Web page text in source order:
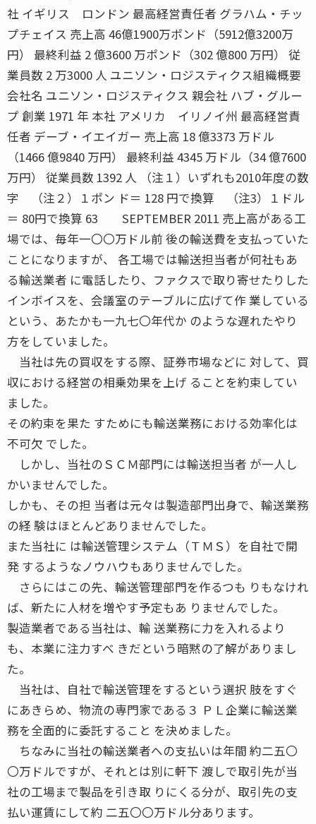
社 イギリス ロンドン 最高経営責任者 グラハム・チッ
プチェイス 売上高 46億1900万ポンド（5912億3200万
円） 最終利益 2 億3600 万ポンド（302 億800 万円） 従
業員数 2 万3000 人 ユニソン・ロジスティクス組織概要
会社名 ユニソン・ロジスティクス 親会社 ハブ・グルー
プ 創業 1971 年 本社 アメリカ イリノイ州 最高経営責
任者 デーブ・イエイガー 売上高 18 億3373 万ドル
（1466 億9840 万円） 最終利益 4345 万ドル（34 億7600
万円） 従業員数 1392 人 （注１）いずれも2010年度の数
字 （注２）１ポン ド＝ 128 円で換算 （注3）１ドル
＝ 80円で換算 63 SEPTEMBER 2011 売上高がある工
場では、毎年一〇〇万ドル前 後の輸送費を支払っていた
ことになりますが、 各工場では輸送担当者が何社もあ
る輸送業者 に電話したり、ファクスで取り寄せたりした
インボイスを、会議室のテーブルに広げて作 業している
という、あたかも一九七〇年代か のような遅れたやり
方をしていました。
当社は先の買収をする際、証券市場などに 対して、買
収における経営の相乗効果を上げ ることを約束してい
ました。
その約束を果た すためにも輸送業務における効率化は
不可欠 でした。
しかし、当社のＳＣＭ部門には輸送担当者 が一人し
かいませんでした。
しかも、その担 当者は元々は製造部門出身で、輸送業務
の経 験はほとんどありませんでした。
また当社に は輸送管理システム（ＴＭＳ）を自社で開
発 するようなノウハウもありませんでした。
さらにはこの先、輸送管理部門を作るつも りもなけれ
ば、新たに人材を増やす予定もあ りませんでした。
製造業者である当社は、輸 送業務に力を入れるより
も、本業に注力すべ きだという暗黙の了解がありまし
た。
当社は、自社で輸送管理をするという選択 肢をすぐ
にあきらめ、物流の専門家である３ ＰＬ企業に輸送業
務を全面的に委託すること を決めました。
ちなみに当社の輸送業者への支払いは年間 約二五〇
〇万ドルですが、それとは別に軒下 渡しで取引先が当
社の工場まで製品を引き取 りにくる分が、取引先の支
払い運賃にして約 二五〇〇万ドル分あります。